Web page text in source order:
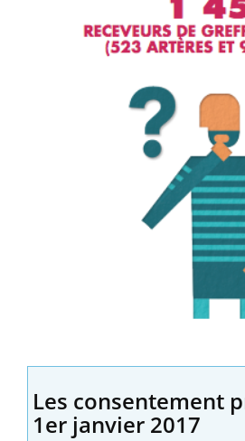
Les consentement
1er janvier 2017